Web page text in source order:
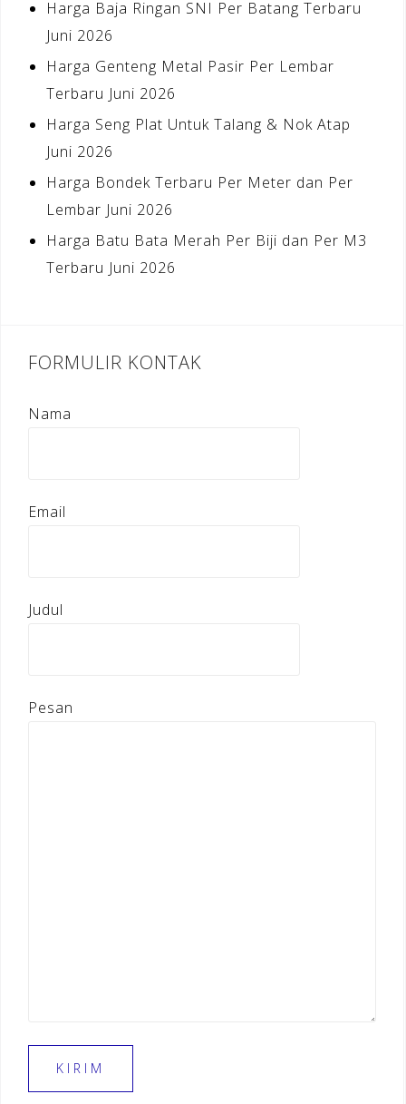
Harga Baja Ringan SNI Per Batang Terbaru
Juni 2026
Harga Genteng Metal Pasir Per Lembar
Terbaru Juni 2026
Harga Seng Plat Untuk Talang & Nok Atap
Juni 2026
Harga Bondek Terbaru Per Meter dan Per
Lembar Juni 2026
Harga Batu Bata Merah Per Biji dan Per M3
Terbaru Juni 2026
FORMULIR KONTAK
Nama
Email
Judul
Pesan